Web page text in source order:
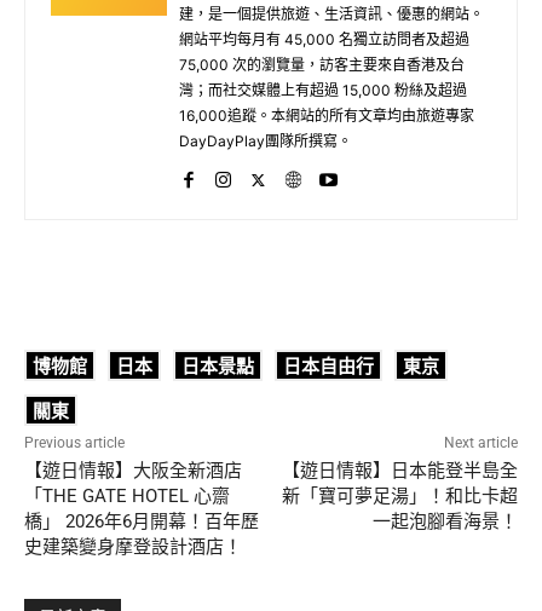
建，是一個提供旅遊、生活資訊、優惠的網站。
網站平均每月有 45,000 名獨立訪問者及超過
75,000 次的瀏覽量，訪客主要來自香港及台
灣；而社交媒體上有超過 15,000 粉絲及超過
16,000追蹤。本網站的所有文章均由旅遊專家
DayDayPlay團隊所撰寫。
博物館 日本 日本景點 日本自由行
東京
關東
Previous article
【遊日情報】大阪全新酒店
「THE GATE HOTEL 心齋
橋」 2026年6月開幕！百年歷
史建築變身摩登設計酒店！
Next article
【遊日情報】日本能登半島全
新「寶可夢足湯」！和比卡超
一起泡腳看海景！